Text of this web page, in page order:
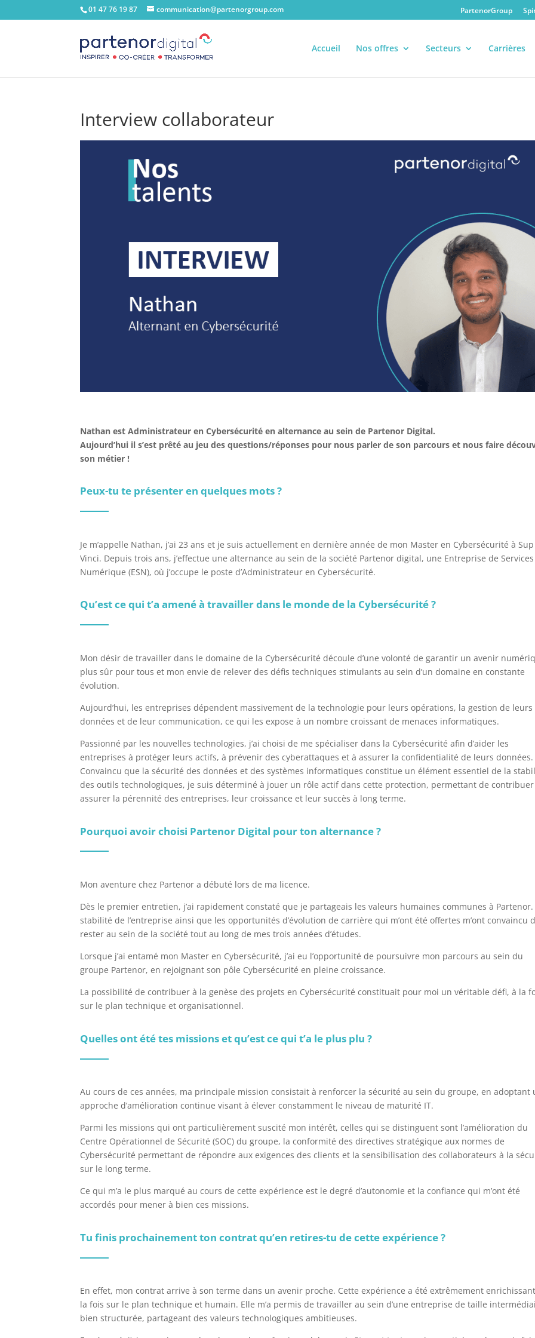
01 47 76 19 87 communication@partenorgroup.com PartenorGroup
Accueil Nos offres Secteurs Carrières
Interview collaborateur
Nathan est Administrateur en Cybersécurité en alternance au sein de Partenor Digital.
Aujourd’hui il s’est prêté au jeu des questions/réponses pour nous parler de son parcours et nous faire
son métier !
Peux-tu te présenter en quelques mots ?
Je m’appelle Nathan, j’ai 23 ans et je suis actuellement en dernière année de mon Master en Cybersécurité à
Vinci. Depuis trois ans, j’effectue une alternance au sein de la société Partenor digital, une Entreprise de
Numérique (ESN), où j’occupe le poste d’Administrateur en Cybersécurité.
Qu’est ce qui t’a amené à travailler dans le monde de la Cybersécurité ?
Mon désir de travailler dans le domaine de la Cybersécurité découle d’une volonté de garantir un avenir
plus sûr pour tous et mon envie de relever des défis techniques stimulants au sein d’un domaine en constante
évolution.
Aujourd’hui, les entreprises dépendent massivement de la technologie pour leurs opérations, la gestion de leurs
données et de leur communication, ce qui les expose à un nombre croissant de menaces informatiques.
Passionné par les nouvelles technologies, j’ai choisi de me spécialiser dans la Cybersécurité afin d’aider les
entreprises à protéger leurs actifs, à prévenir des cyberattaques et à assurer la confidentialité de leurs données.
Convaincu que la sécurité des données et des systèmes informatiques constitue un élément essentiel de la
des outils technologiques, je suis déterminé à jouer un rôle actif dans cette protection, permettant de contribuer
assurer la pérennité des entreprises, leur croissance et leur succès à long terme.
Pourquoi avoir choisi Partenor Digital pour ton alternance ?
Mon aventure chez Partenor a débuté lors de ma licence.
Dès le premier entretien, j’ai rapidement constaté que je partageais les valeurs humaines communes à Partenor.
stabilité de l’entreprise ainsi que les opportunités d’évolution de carrière qui m’ont été offertes m’ont convaincu
rester au sein de la société tout au long de mes trois années d’études.
Lorsque j’ai entamé mon Master en Cybersécurité, j’ai eu l’opportunité de poursuivre mon parcours au sein du
groupe Partenor, en rejoignant son pôle Cybersécurité en pleine croissance.
La possibilité de contribuer à la genèse des projets en Cybersécurité constituait pour moi un véritable défi, à la
sur le plan technique et organisationnel.
Quelles ont été tes missions et qu’est ce qui t’a le plus plu ?
Au cours de ces années, ma principale mission consistait à renforcer la sécurité au sein du groupe, en adoptant
approche d’amélioration continue visant à élever constamment le niveau de maturité IT.
Parmi les missions qui ont particulièrement suscité mon intérêt, celles qui se distinguent sont l’amélioration du
Centre Opérationnel de Sécurité (SOC) du groupe, la conformité des directives stratégique aux normes de
Cybersécurité permettant de répondre aux exigences des clients et la sensibilisation des collaborateurs à la
sur le long terme.
Ce qui m’a le plus marqué au cours de cette expérience est le degré d’autonomie et la confiance qui m’ont été
accordés pour mener à bien ces missions.
Tu finis prochainement ton contrat qu’en retires-tu de cette expérience ?
En effet, mon contrat arrive à son terme dans un avenir proche. Cette expérience a été extrêmement
la fois sur le plan technique et humain. Elle m’a permis de travailler au sein d’une entreprise de taille
bien structurée, partageant des valeurs technologiques ambitieuses.